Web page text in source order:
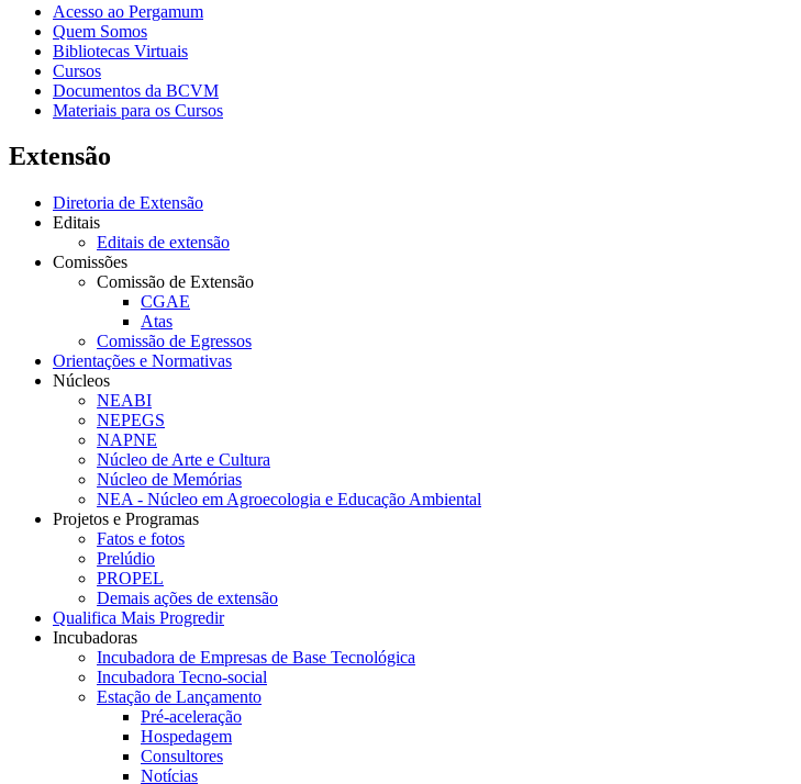
Acesso ao Pergamum
Quem Somos
Bibliotecas Virtuais
Cursos
Documentos da BCVM
Materiais para os Cursos
Extensão
Diretoria de Extensão
Editais
Editais de extensão
Comissões
Comissão de Extensão
CGAE
Atas
Comissão de Egressos
Orientações e Normativas
Núcleos
NEABI
NEPEGS
NAPNE
Núcleo de Arte e Cultura
Núcleo de Memórias
NEA - Núcleo em Agroecologia e Educação Ambiental
Projetos e Programas
Fatos e fotos
Prelúdio
PROPEL
Demais ações de extensão
Qualifica Mais Progredir
Incubadoras
Incubadora de Empresas de Base Tecnológica
Incubadora Tecno-social
Estação de Lançamento
Pré-aceleração
Hospedagem
Consultores
Notícias